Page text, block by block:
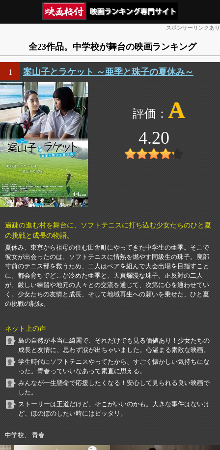
スポンサーリンクあり
全23作品。中学校が舞台の映画ランキング
1 案山子とラケット ～亜季と珠子の夏休み～
A
4.20
過疎の進む村を舞台に、ソフトテニスに打ち込む少女たちのひと夏
の挑戦と成長の物語。
夏休み、東京から祖母の住む田舎町にやってきた中学生の亜季。そこで
彼女が出会ったのは、ソフトテニスに情熱を燃やす同級生の珠子。廃部
寸前のテニス部を救うため、二人はペアを組んで大会出場を目指すこと
に。都会育ちでどこか冷めた亜季と、天真爛漫な珠子。正反対の二人
が、厳しい練習や地元の人々との交流を通じて、次第に心を通わせてい
く。少女たちの友情と成長、そして地域再生への願いを乗せた、ひと夏
の挑戦の記録。
ネット上の声
島の自然が本当に綺麗で、それだけでも見る価値あり！少女たちの
成長と友情に、思わず涙が出ちゃいました。心温まる素敵な映画。
学生時代にソフトテニスやってたから、すごく懐かしい気持ちにな
った。青春っていいなあって素直に思える。
みんなが一生懸命で応援したくなる！安心して見られる良い映画で
した。
ストーリーは王道だけど、そこがいいのかも。大きな事件はないけ
ど、ほのぼのしたい時にはピッタリ。
中学校、 青春